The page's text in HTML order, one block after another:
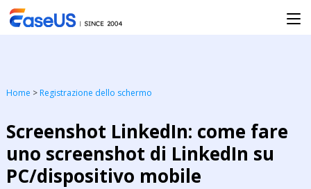
Home > Registrazione dello schermo
Screenshot LinkedIn: come fare
uno screenshot di LinkedIn su
PC/dispositivo mobile